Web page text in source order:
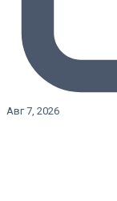
Авг 7, 2026